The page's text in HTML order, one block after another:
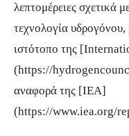
λεπτομέρειες σχετικά
τεχνολογία υδρογόνου,
ιστότοπο της
(https://
αναφορά της [IEA]
(https://www.iea.org/